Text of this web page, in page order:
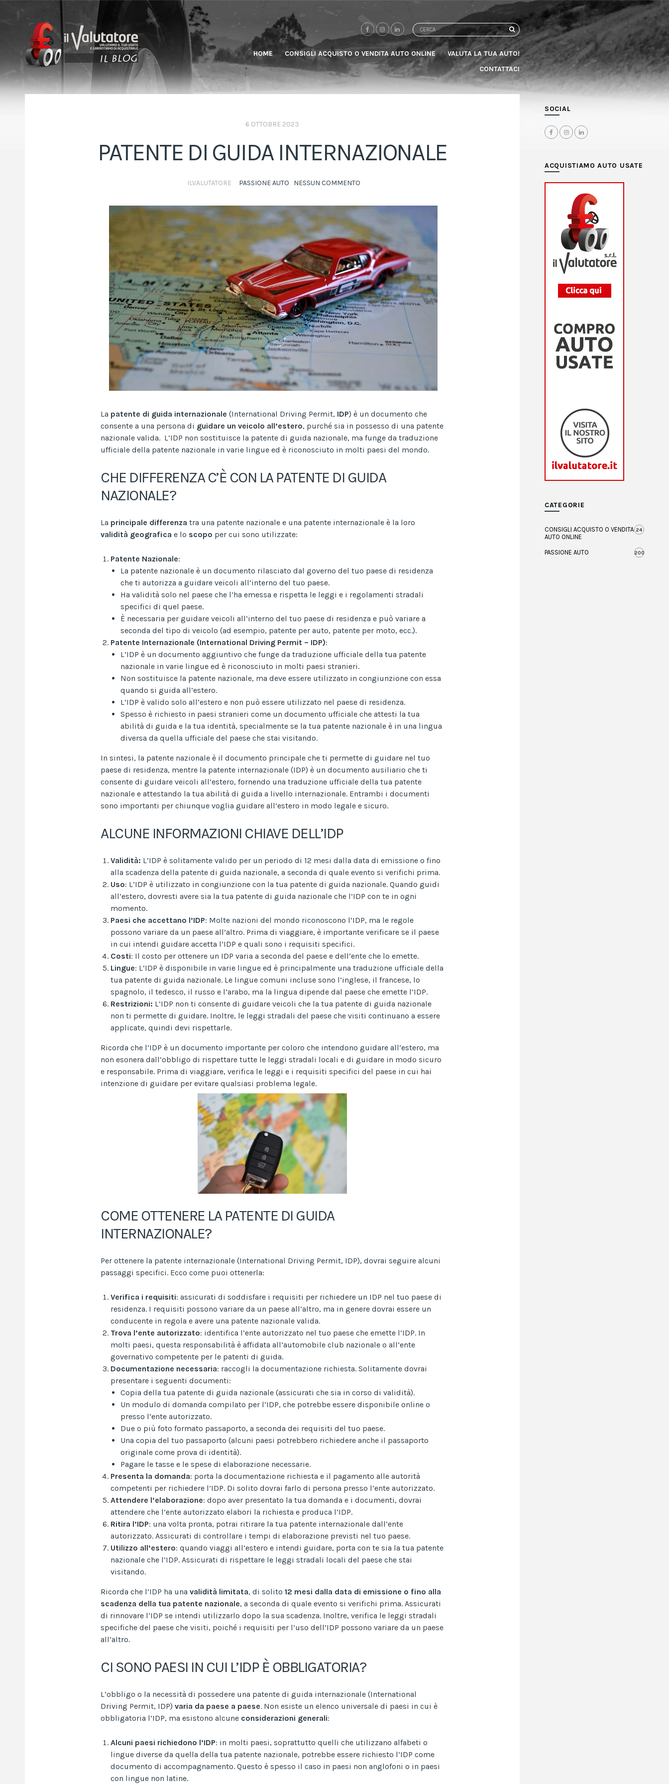
Search
for:
CERCA
HOME CONSIGLI ACQUISTO O VENDITA AUTO ONLINE
VALUTA LA TUA AUTO!
CONTATTACI
6 OTTOBRE 2023
PATENTE DI GUIDA INTERNAZIONALE
ILVALUTATORE PASSIONE AUTO NESSUN COMMENTO
La patente di guida internazionale (International Driving Permit, IDP) è un documento che
consente a una persona di guidare un veicolo all’estero, purché sia in possesso di una patente
nazionale valida. L’IDP non sostituisce la patente di guida nazionale, ma funge da traduzione
ufficiale della patente nazionale in varie lingue ed è riconosciuto in molti paesi del mondo.
CHE DIFFERENZA C’È CON LA PATENTE DI GUIDA
NAZIONALE?
La principale differenza tra una patente nazionale e una patente internazionale è la loro
validità geografica e lo scopo per cui sono utilizzate:
Patente Nazionale:
La patente nazionale è un documento rilasciato dal governo del tuo paese di residenza
che ti autorizza a guidare veicoli all’interno del tuo paese.
Ha validità solo nel paese che l’ha emessa e rispetta le leggi e i regolamenti stradali
specifici di quel paese.
È necessaria per guidare veicoli all’interno del tuo paese di residenza e può variare a
seconda del tipo di veicolo (ad esempio, patente per auto, patente per moto, ecc.).
Patente Internazionale (International Driving Permit – IDP):
L’IDP è un documento aggiuntivo che funge da traduzione ufficiale della tua patente
nazionale in varie lingue ed è riconosciuto in molti paesi stranieri.
Non sostituisce la patente nazionale, ma deve essere utilizzato in congiunzione con essa
quando si guida all’estero.
L’IDP è valido solo all’estero e non può essere utilizzato nel paese di residenza.
Spesso è richiesto in paesi stranieri come un documento ufficiale che attesti la tua
abilità di guida e la tua identità, specialmente se la tua patente nazionale è in una lingua
diversa da quella ufficiale del paese che stai visitando.
In sintesi, la patente nazionale è il documento principale che ti permette di guidare nel tuo
paese di residenza, mentre la patente internazionale (IDP) è un documento ausiliario che ti
consente di guidare veicoli all’estero, fornendo una traduzione ufficiale della tua patente
nazionale e attestando la tua abilità di guida a livello internazionale. Entrambi i documenti
sono importanti per chiunque voglia guidare all’estero in modo legale e sicuro.
ALCUNE INFORMAZIONI CHIAVE DELL’IDP
Validità: L’IDP è solitamente valido per un periodo di 12 mesi dalla data di emissione o fino
alla scadenza della patente di guida nazionale, a seconda di quale evento si verifichi prima.
Uso: L’IDP è utilizzato in congiunzione con la tua patente di guida nazionale. Quando guidi
all’estero, dovresti avere sia la tua patente di guida nazionale che l’IDP con te in ogni
momento.
Paesi che accettano l’IDP: Molte nazioni del mondo riconoscono l’IDP, ma le regole
possono variare da un paese all’altro. Prima di viaggiare, è importante verificare se il paese
in cui intendi guidare accetta l’IDP e quali sono i requisiti specifici.
Costi: Il costo per ottenere un IDP varia a seconda del paese e dell’ente che lo emette.
Lingue: L’IDP è disponibile in varie lingue ed è principalmente una traduzione ufficiale della
tua patente di guida nazionale. Le lingue comuni incluse sono l’inglese, il francese, lo
spagnolo, il tedesco, il russo e l’arabo, ma la lingua dipende dal paese che emette l’IDP.
Restrizioni: L’IDP non ti consente di guidare veicoli che la tua patente di guida nazionale
non ti permette di guidare. Inoltre, le leggi stradali del paese che visiti continuano a essere
applicate, quindi devi rispettarle.
Ricorda che l’IDP è un documento importante per coloro che intendono guidare all’estero, ma
non esonera dall’obbligo di rispettare tutte le leggi stradali locali e di guidare in modo sicuro
e responsabile. Prima di viaggiare, verifica le leggi e i requisiti specifici del paese in cui hai
intenzione di guidare per evitare qualsiasi problema legale.
COME OTTENERE LA PATENTE DI GUIDA
INTERNAZIONALE?
Per ottenere la patente internazionale (International Driving Permit, IDP), dovrai seguire alcuni
passaggi specifici. Ecco come puoi ottenerla:
Verifica i requisiti: assicurati di soddisfare i requisiti per richiedere un IDP nel tuo paese di
residenza. I requisiti possono variare da un paese all’altro, ma in genere dovrai essere un
conducente in regola e avere una patente nazionale valida.
Trova l’ente autorizzato: identifica l’ente autorizzato nel tuo paese che emette l’IDP. In
molti paesi, questa responsabilità è affidata all’automobile club nazionale o all’ente
governativo competente per le patenti di guida.
Documentazione necessaria: raccogli la documentazione richiesta. Solitamente dovrai
presentare i seguenti documenti:
Copia della tua patente di guida nazionale (assicurati che sia in corso di validità).
Un modulo di domanda compilato per l’IDP, che potrebbe essere disponibile online o
presso l’ente autorizzato.
Due o più foto formato passaporto, a seconda dei requisiti del tuo paese.
Una copia del tuo passaporto (alcuni paesi potrebbero richiedere anche il passaporto
originale come prova di identità).
Pagare le tasse e le spese di elaborazione necessarie.
Presenta la domanda: porta la documentazione richiesta e il pagamento alle autorità
competenti per richiedere l’IDP. Di solito dovrai farlo di persona presso l’ente autorizzato.
Attendere l’elaborazione: dopo aver presentato la tua domanda e i documenti, dovrai
attendere che l’ente autorizzato elabori la richiesta e produca l’IDP.
Ritira l’IDP: una volta pronta, potrai ritirare la tua patente internazionale dall’ente
autorizzato. Assicurati di controllare i tempi di elaborazione previsti nel tuo paese.
Utilizzo all’estero: quando viaggi all’estero e intendi guidare, porta con te sia la tua patente
nazionale che l’IDP. Assicurati di rispettare le leggi stradali locali del paese che stai
visitando.
Ricorda che l’IDP ha una validità limitata, di solito 12 mesi dalla data di emissione o fino alla
scadenza della tua patente nazionale, a seconda di quale evento si verifichi prima. Assicurati
di rinnovare l’IDP se intendi utilizzarlo dopo la sua scadenza. Inoltre, verifica le leggi stradali
specifiche del paese che visiti, poiché i requisiti per l’uso dell’IDP possono variare da un paese
all’altro.
CI SONO PAESI IN CUI L’IDP È OBBLIGATORIA?
L’obbligo o la necessità di possedere una patente di guida internazionale (International
Driving Permit, IDP) varia da paese a paese. Non esiste un elenco universale di paesi in cui è
obbligatoria l’IDP, ma esistono alcune considerazioni generali:
Alcuni paesi richiedono l’IDP: in molti paesi, soprattutto quelli che utilizzano alfabeti o
lingue diverse da quella della tua patente nazionale, potrebbe essere richiesto l’IDP come
documento di accompagnamento. Questo è spesso il caso in paesi non anglofoni o in paesi
con lingue non latine.
SOCIAL
ACQUISTIAMO AUTO USATE
CATEGORIE
CONSIGLI ACQUISTO O VENDITA
AUTO ONLINE
24
PASSIONE AUTO 200